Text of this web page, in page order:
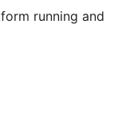
running and